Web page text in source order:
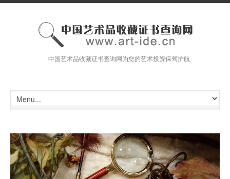
中国艺术品收藏证书查询网为您的艺术投资保驾护航